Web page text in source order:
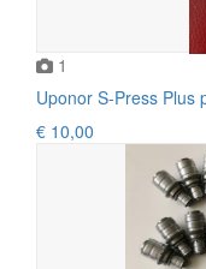
1
Uponor S-Press Plus
€ 10,00